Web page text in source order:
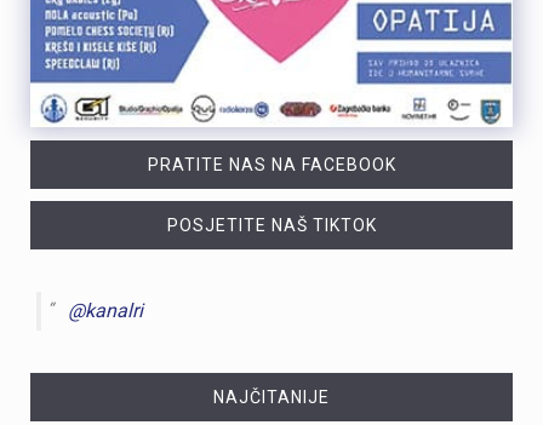
PRATITE NAS NA FACEBOOK
POSJETITE NAŠ TIKTOK
@kanalri
NAJČITANIJE